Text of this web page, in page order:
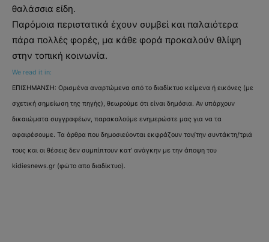
θαλάσσια είδη.
Παρόμοια περιστατικά έχουν συμβεί και παλαιότερα
πάρα πολλές φορές, μα κάθε φορά προκαλούν θλίψη
στην τοπική κοινωνία.
We read it in:
ΕΠΙΣΗΜΑΝΣΗ: Ορισμένα αναρτώμενα από το διαδίκτυο κείμενα ή εικόνες (με
σχετική σημείωση της πηγής), θεωρούμε ότι είναι δημόσια. Αν υπάρχουν
δικαιώματα συγγραφέων, παρακαλούμε ενημερώστε μας για να τα
αφαιρέσουμε. Τα άρθρα που δημοσιεύονται εκφράζουν τον/την συντάκτη/τριά
τους και οι θέσεις δεν συμπίπτουν κατ’ ανάγκην με την άποψη του
kidiesnews.gr (φώτο απο διαδίκτυο).